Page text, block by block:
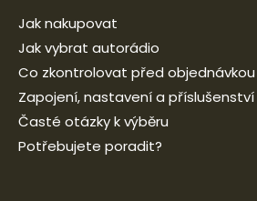
Jak nakupovat
Jak vybrat autorádio
Co zkontrolovat před objednávkou
Zapojení, nastavení a příslušenství
Časté otázky k výběru
Potřebujete poradit?